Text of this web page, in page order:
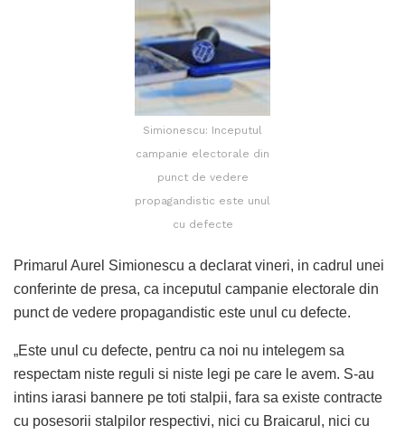
Simionescu: Inceputul
campanie electorale din
punct de vedere
propagandistic este unul
cu defecte
Primarul Aurel Simionescu a declarat vineri, in cadrul unei
conferinte de presa, ca inceputul campanie electorale din
punct de vedere propagandistic este unul cu defecte.
„Este unul cu defecte, pentru ca noi nu intelegem sa
respectam niste reguli si niste legi pe care le avem. S-au
intins iarasi bannere pe toti stalpii, fara sa existe contracte
cu posesorii stalpilor respectivi, nici cu Braicarul, nici cu